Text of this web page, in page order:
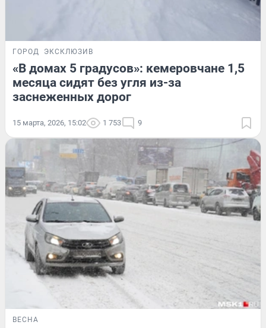
ГОРОД ЭКСКЛЮЗИВ
«В домах 5 градусов»: кемеровчане 1,5
месяца сидят без угля из-за
заснеженных дорог
15 марта, 2026, 15:02 1 753 9
ВЕСНА